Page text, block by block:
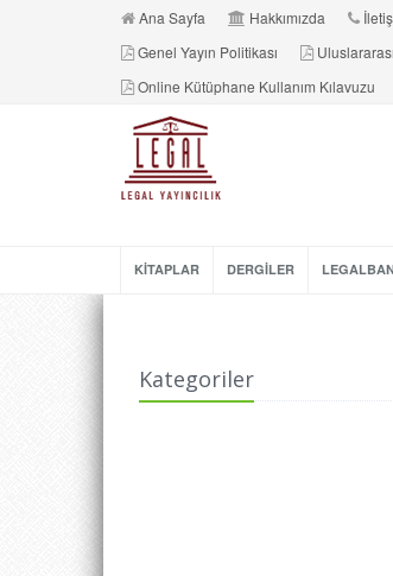
Ana Sayfa Hakkımızda
Genel Yayın Politikası
Online Kütüphane Kullanım Kılavuzu
KİTAPLAR DERGİLER
Kategoriler